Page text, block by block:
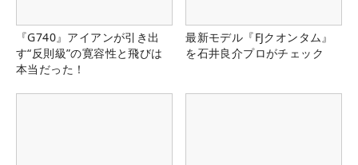
『G740』アイアンが引き出
す“反則級”の寛容性と飛びは
本当だった！
最新モデル『FJクオンタム』
を石井良介プロがチェック